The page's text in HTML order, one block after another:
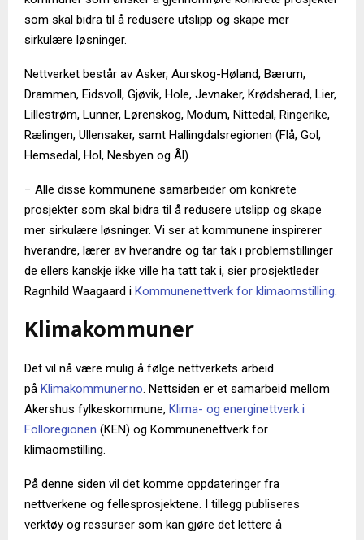
som skal bidra til å redusere utslipp og skape mer
sirkulære løsninger.
Nettverket består av Asker, Aurskog-Høland, Bærum,
Drammen, Eidsvoll, Gjøvik, Hole, Jevnaker, Krødsherad, Lier,
Lillestrøm, Lunner, Lørenskog, Modum, Nittedal, Ringerike,
Rælingen, Ullensaker, samt Hallingdalsregionen (Flå, Gol,
Hemsedal, Hol, Nesbyen og Ål).
− Alle disse kommunene samarbeider om konkrete
prosjekter som skal bidra til å redusere utslipp og skape
mer sirkulære løsninger. Vi ser at kommunene inspirerer
hverandre, lærer av hverandre og tar tak i problemstillinger
de ellers kanskje ikke ville ha tatt tak i, sier prosjektleder
Ragnhild Waagaard i Kommunenettverk for klimaomstilling.
Klimakommuner
Det vil nå være mulig å følge nettverkets arbeid
på Klimakommuner.no. Nettsiden er et samarbeid mellom
Akershus fylkeskommune, Klima- og energinettverk i
Folloregionen (KEN) og Kommunenettverk for
klimaomstilling.
På denne siden vil det komme oppdateringer fra
nettverkene og fellesprosjektene. I tillegg publiseres
verktøy og ressurser som kan gjøre det lettere å